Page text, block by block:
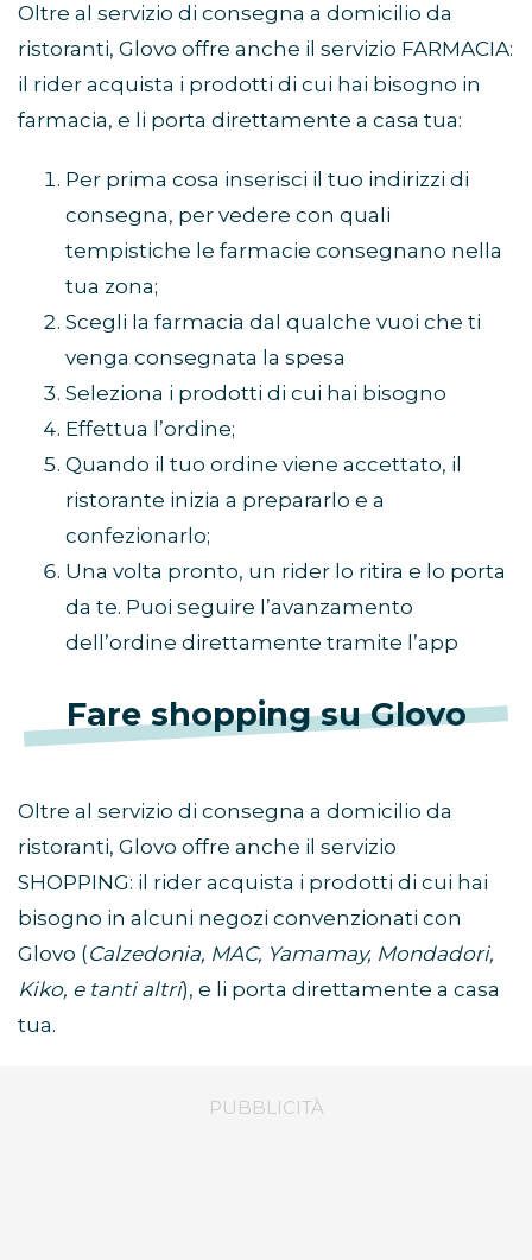
Oltre al servizio di consegna a domicilio da
ristoranti, Glovo offre anche il servizio FARMACIA:
il rider acquista i prodotti di cui hai bisogno in
farmacia, e li porta direttamente a casa tua:
Per prima cosa inserisci il tuo indirizzi di
consegna, per vedere con quali
tempistiche le farmacie consegnano nella
tua zona;
Scegli la farmacia dal qualche vuoi che ti
venga consegnata la spesa
Seleziona i prodotti di cui hai bisogno
Effettua l’ordine;
Quando il tuo ordine viene accettato, il
ristorante inizia a prepararlo e a
confezionarlo;
Una volta pronto, un rider lo ritira e lo porta
da te. Puoi seguire l’avanzamento
dell’ordine direttamente tramite l’app
Fare shopping su Glovo
Oltre al servizio di consegna a domicilio da
ristoranti, Glovo offre anche il servizio
SHOPPING: il rider acquista i prodotti di cui hai
bisogno in alcuni negozi convenzionati con
Glovo (Calzedonia, MAC, Yamamay, Mondadori,
Kiko, e tanti altri), e li porta direttamente a casa
tua.